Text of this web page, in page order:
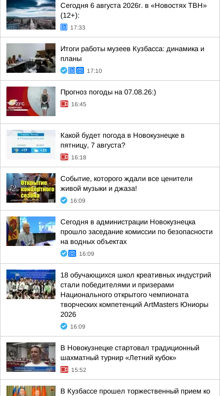
Сегодня 6 августа 2026г. в «Новостях ТВН»
(12+):
17:33
Итоги работы музеев Кузбасса: динамика и
планы
17:10
Прогноз погоды на 07.08.26:)
16:45
Какой будет погода в Новокузнецке в
пятницу, 7 августа?
16:18
Событие, которого ждали все ценители
живой музыки и джаза!
16:09
Сегодня в администрации Новокузнецка
прошло заседание комиссии по безопасности
на водных объектах
16:09
18 обучающихся школ креативных индустрий
стали победителями и призерами
Национального открытого чемпионата
творческих компетенций ArtMasters Юниоры
2026
16:09
В Новокузнецке стартовал традиционный
шахматный турнир «Летний кубок»
15:52
В Кузбассе прошел торжественный прием ко